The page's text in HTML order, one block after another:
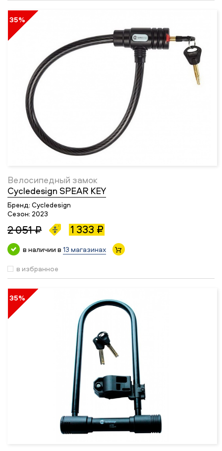
35%
Велосипедный замок
Cycledesign SPEAR KEY
Бренд: Cycledesign
Сезон: 2023
2 051 ₽ 1 333 ₽
в наличии в 13 магазинах
в избранное
35%